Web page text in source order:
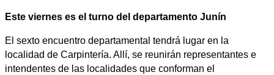
Este viernes es el turno del departamento Junín
El sexto encuentro departamental tendrá lugar en la
localidad de Carpintería. Allí, se reunirán representantes e
intendentes de las localidades que conforman el